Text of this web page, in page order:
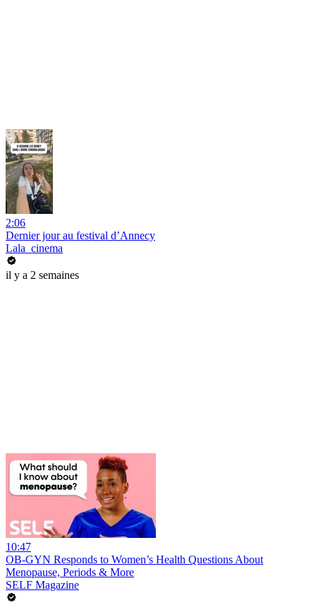
2:06
Dernier jour au festival d’Annecy
Lala_cinema
il y a 2 semaines
10:47
OB-GYN Responds to Women’s Health Questions About
Menopause, Periods & More
SELF Magazine